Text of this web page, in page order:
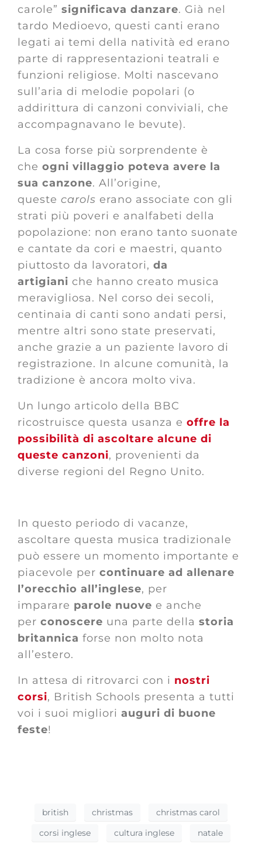
carole” significava danzare. Già nel
tardo Medioevo, questi canti erano
legati ai temi della natività ed erano
parte di rappresentazioni teatrali e
funzioni religiose. Molti nascevano
sull’aria di melodie popolari (o
addirittura di canzoni conviviali, che
accompagnavano le bevute).
La cosa forse più sorprendente è
che ogni villaggio poteva avere la
sua canzone. All’origine,
queste carols erano associate con gli
strati più poveri e analfabeti della
popolazione: non erano tanto suonate
e cantate da cori e maestri, quanto
piuttosto da lavoratori, da
artigiani che hanno creato musica
meravigliosa. Nel corso dei secoli,
centinaia di canti sono andati persi,
mentre altri sono state preservati,
anche grazie a un paziente lavoro di
registrazione. In alcune comunità, la
tradizione è ancora molto viva.
Un lungo articolo della BBC
ricostruisce questa usanza e offre la
possibilità di ascoltare alcune di
queste canzoni, provenienti da
diverse regioni del Regno Unito.
In questo periodo di vacanze,
ascoltare questa musica tradizionale
può essere un momento importante e
piacevole per continuare ad allenare
l’orecchio all’inglese, per
imparare parole nuove e anche
per conoscere una parte della storia
britannica forse non molto nota
all’estero.
In attesa di ritrovarci con i nostri
corsi, British Schools presenta a tutti
voi i suoi migliori auguri di buone
feste!
british christmas
christmas carol
corsi inglese
cultura inglese natale